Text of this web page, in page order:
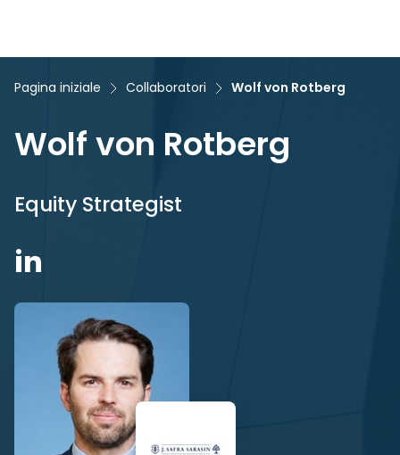
Pagina iniziale Collaboratori Wolf von Rotberg
Wolf von Rotberg
Equity Strategist